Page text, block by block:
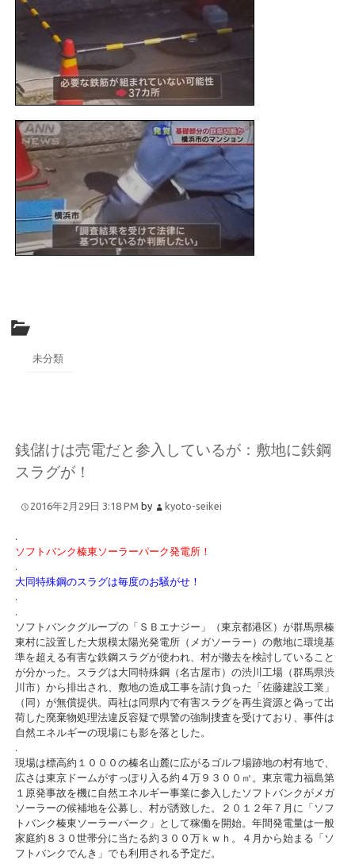
未分類
銭儲けは売電だと参入しているが：敷地に鉄鋼
スラグが！
2016年2月29日 3:18 PM by kyoto-seikei
.
ソフトバンク榛東ソーラーパーク発電所！
.
大同特殊鋼のスラグは毎度のお騒がせ！
.
.
ソフトバンクグループの「ＳＢエナジー」（東京都港区）が群馬県榛
東村に設置した大規模太陽光発電所（メガソーラー）の敷地に環境基
準を超える有害な鉄鋼スラグが使われ、村が撤去を検討していること
が分かった。スラグは大同特殊鋼（名古屋市）の渋川工場（群馬県渋
川市）から排出され、敷地の造成工事を請け負った「佐藤建設工業」
（同）が無償提供。両社は同県内で有害スラグを再生資源と偽って出
荷した廃棄物処理法違反容疑で県警の強制捜査を受けており、事件は
自然エネルギーの現場にも影を落とした。
.
現場は標高約１０００の榛名山麓に広がるゴルフ場跡地の村有地で、
広さは東京ドームがすっぽり入る約４万９３００㎡。東京電力福島第
１原発事故を機に自然エネルギー事業に参入したソフトバンクがメガ
ソーラーの候補地を公募し、村が誘致した。２０１２年７月に「ソフ
トバンク榛東ソーラーパーク」として稼働を開始。年間発電量は一般
家庭約８３０世帯分に当たる約３００万ｋｗｈ。４月から始まる「ソ
フトバンクでんき」でも利用される予定だ。